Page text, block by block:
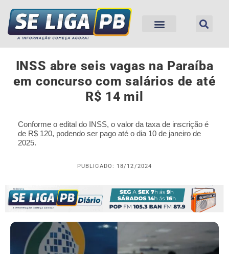
INSS abre seis vagas na Paraíba
em concurso com salários de até
R$ 14 mil
Conforme o edital do INSS, o valor da taxa de inscrição é
de R$ 120, podendo ser pago até o dia 10 de janeiro de
2025.
PUBLICADO: 18/12/2024